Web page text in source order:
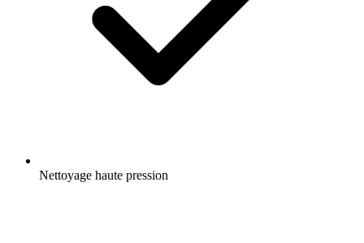
Nettoyage haute pression